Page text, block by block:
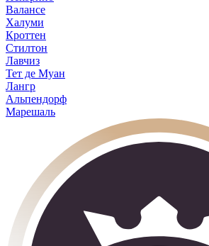
Валансе
Халуми
Кроттен
Стилтон
Лавчиз
Тет де Муан
Лангр
Альпендорф
Марешаль